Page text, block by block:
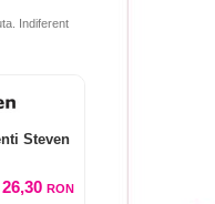
Indiferent
Steven
26,30 RON